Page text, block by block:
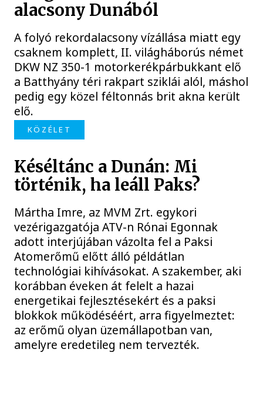
alacsony Dunából
A folyó rekordalacsony vízállása miatt egy
csaknem komplett, II. világháborús német
DKW NZ 350-1 motorkerékpárbukkant elő
a Batthyány téri rakpart sziklái alól, máshol
pedig egy közel féltonnás brit akna került
elő.
KÖZÉLET
Késéltánc a Dunán: Mi
történik, ha leáll Paks?
Mártha Imre, az MVM Zrt. egykori
vezérigazgatója ATV-n Rónai Egonnak
adott interjújában vázolta fel a Paksi
Atomerőmű előtt álló példátlan
technológiai kihívásokat. A szakember, aki
korábban éveken át felelt a hazai
energetikai fejlesztésekért és a paksi
blokkok működéséért, arra figyelmeztet:
az erőmű olyan üzemállapotban van,
amelyre eredetileg nem tervezték.